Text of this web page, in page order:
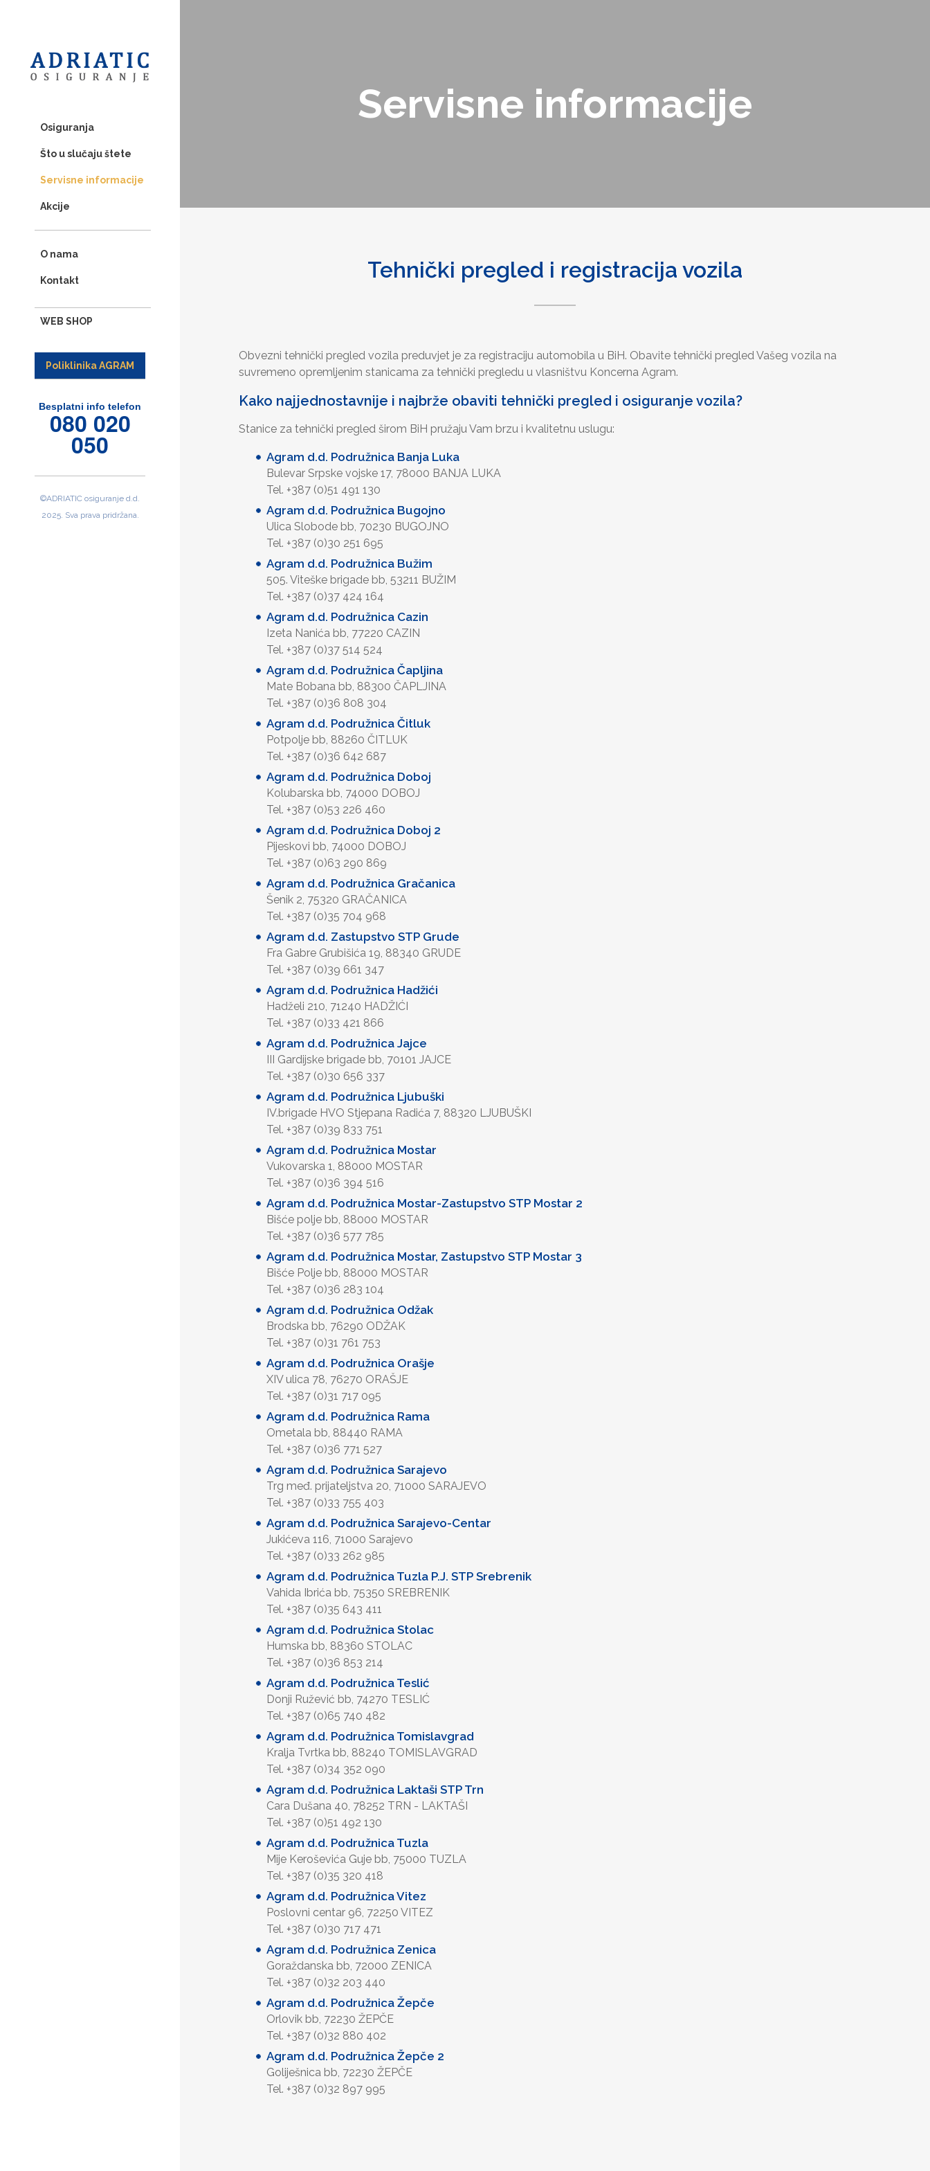
Osiguranja
Što u slučaju štete
Servisne informacije
Akcije
O nama
Kontakt
WEB SHOP
Poliklinika AGRAM
Besplatni info telefon
080 020
050
©ADRIATIC osiguranje d.d.
2025. Sva prava pridržana.
Servisne informacije
Tehnički pregled i registracija vozila
Obvezni tehnički pregled vozila preduvjet je za registraciju automobila u BiH. Obavite tehnički pregled Vašeg vozila na
suvremeno opremljenim stanicama za tehnički pregledu u vlasništvu Koncerna Agram.
Kako najjednostavnije i najbrže obaviti tehnički pregled i osiguranje vozila?
Stanice za tehnički pregled širom BiH pružaju Vam brzu i kvalitetnu uslugu:
Agram d.d. Podružnica Banja Luka
Bulevar Srpske vojske 17, 78000 BANJA LUKA
Tel. +387 (0)51 491 130
Agram d.d. Podružnica Bugojno
Ulica Slobode bb, 70230 BUGOJNO
Tel. +387 (0)30 251 695
Agram d.d. Podružnica Bužim
505. Viteške brigade bb, 53211 BUŽIM
Tel. +387 (0)37 424 164
Agram d.d. Podružnica Cazin
Izeta Nanića bb, 77220 CAZIN
Tel. +387 (0)37 514 524
Agram d.d. Podružnica Čapljina
Mate Bobana bb, 88300 ČAPLJINA
Tel. +387 (0)36 808 304
Agram d.d. Podružnica Čitluk
Potpolje bb, 88260 ČITLUK
Tel. +387 (0)36 642 687
Agram d.d. Podružnica Doboj
Kolubarska bb, 74000 DOBOJ
Tel. +387 (0)53 226 460
Agram d.d. Podružnica Doboj 2
Pijeskovi bb, 74000 DOBOJ
Tel. +387 (0)63 290 869
Agram d.d. Podružnica Gračanica
Šenik 2, 75320 GRAČANICA
Tel. +387 (0)35 704 968
Agram d.d. Zastupstvo STP Grude
Fra Gabre Grubišića 19, 88340 GRUDE
Tel. +387 (0)39 661 347
Agram d.d. Podružnica Hadžići
Hadželi 210, 71240 HADŽIĆI
Tel. +387 (0)33 421 866
Agram d.d. Podružnica Jajce
III Gardijske brigade bb, 70101 JAJCE
Tel. +387 (0)30 656 337
Agram d.d. Podružnica Ljubuški
IV.brigade HVO Stjepana Radića 7, 88320 LJUBUŠKI
Tel. +387 (0)39 833 751
Agram d.d. Podružnica Mostar
Vukovarska 1, 88000 MOSTAR
Tel. +387 (0)36 394 516
Agram d.d. Podružnica Mostar-Zastupstvo STP Mostar 2
Bišće polje bb, 88000 MOSTAR
Tel. +387 (0)36 577 785
Agram d.d. Podružnica Mostar, Zastupstvo STP Mostar 3
Bišće Polje bb, 88000 MOSTAR
Tel. +387 (0)36 283 104
Agram d.d. Podružnica Odžak
Brodska bb, 76290 ODŽAK
Tel. +387 (0)31 761 753
Agram d.d. Podružnica Orašje
XIV ulica 78, 76270 ORAŠJE
Tel. +387 (0)31 717 095
Agram d.d. Podružnica Rama
Ometala bb, 88440 RAMA
Tel. +387 (0)36 771 527
Agram d.d. Podružnica Sarajevo
Trg međ. prijateljstva 20, 71000 SARAJEVO
Tel. +387 (0)33 755 403
Agram d.d. Podružnica Sarajevo-Centar
Jukićeva 116, 71000 Sarajevo
Tel. +387 (0)33 262 985
Agram d.d. Podružnica Tuzla P.J. STP Srebrenik
Vahida Ibrića bb, 75350 SREBRENIK
Tel. +387 (0)35 643 411
Agram d.d. Podružnica Stolac
Humska bb, 88360 STOLAC
Tel. +387 (0)36 853 214
Agram d.d. Podružnica Teslić
Donji Ružević bb, 74270 TESLIĆ
Tel. +387 (0)65 740 482
Agram d.d. Podružnica Tomislavgrad
Kralja Tvrtka bb, 88240 TOMISLAVGRAD
Tel. +387 (0)34 352 090
Agram d.d. Podružnica Laktaši STP Trn
Cara Dušana 40, 78252 TRN - LAKTAŠI
Tel. +387 (0)51 492 130
Agram d.d. Podružnica Tuzla
Mije Keroševića Guje bb, 75000 TUZLA
Tel. +387 (0)35 320 418
Agram d.d. Podružnica Vitez
Poslovni centar 96, 72250 VITEZ
Tel. +387 (0)30 717 471
Agram d.d. Podružnica Zenica
Goraždanska bb, 72000 ZENICA
Tel. +387 (0)32 203 440
Agram d.d. Podružnica Žepče
Orlovik bb, 72230 ŽEPČE
Tel. +387 (0)32 880 402
Agram d.d. Podružnica Žepče 2
Goliješnica bb, 72230 ŽEPČE
Tel. +387 (0)32 897 995